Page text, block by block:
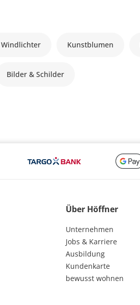
Kunstblumen
Bilder & Schilder
Über Höffner
Unternehmen
Jobs & Karriere
Ausbildung
Kundenkarte
bewusst wohnen